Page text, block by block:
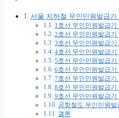
서울 지하철 무인민원발급기
1호선 무인민원발급기
2호선 무인민원발급기
3호선 무인민원발급기
4호선 무인민원발급기
5호선 무인민원발급기
6호선 무인민원발급기
7호선 무인민원발급기
8호선 무인민원발급기
9호선 무인민원발급기
공항철도 무인민원발
결론